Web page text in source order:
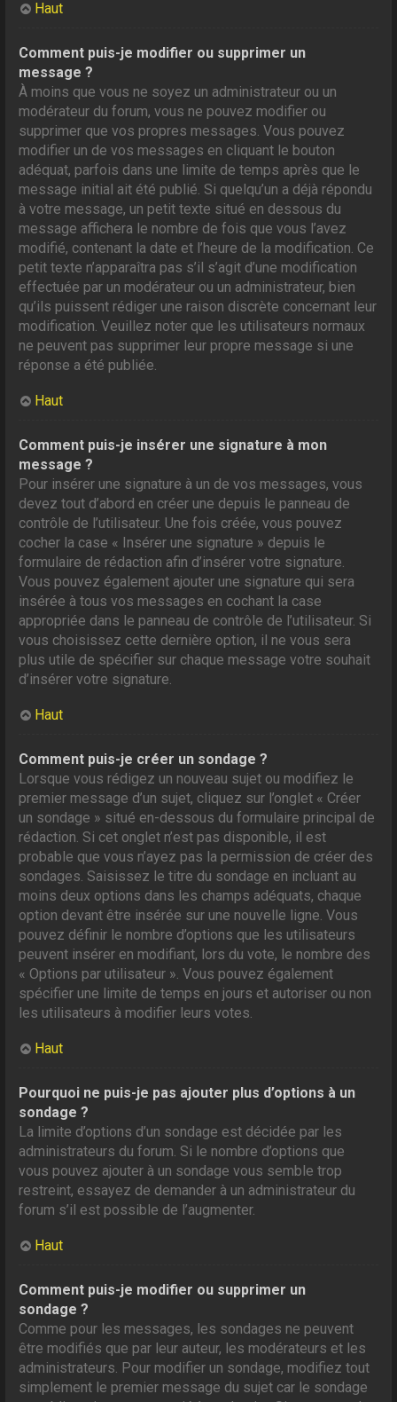
Haut
Comment puis-je modifier ou supprimer un
message ?
À moins que vous ne soyez un administrateur ou un
modérateur du forum, vous ne pouvez modifier ou
supprimer que vos propres messages. Vous pouvez
modifier un de vos messages en cliquant le bouton
adéquat, parfois dans une limite de temps après que le
message initial ait été publié. Si quelqu’un a déjà répondu
à votre message, un petit texte situé en dessous du
message affichera le nombre de fois que vous l’avez
modifié, contenant la date et l’heure de la modification. Ce
petit texte n’apparaîtra pas s’il s’agit d’une modification
effectuée par un modérateur ou un administrateur, bien
qu’ils puissent rédiger une raison discrète concernant leur
modification. Veuillez noter que les utilisateurs normaux
ne peuvent pas supprimer leur propre message si une
réponse a été publiée.
Haut
Comment puis-je insérer une signature à mon
message ?
Pour insérer une signature à un de vos messages, vous
devez tout d’abord en créer une depuis le panneau de
contrôle de l’utilisateur. Une fois créée, vous pouvez
cocher la case « Insérer une signature » depuis le
formulaire de rédaction afin d’insérer votre signature.
Vous pouvez également ajouter une signature qui sera
insérée à tous vos messages en cochant la case
appropriée dans le panneau de contrôle de l’utilisateur. Si
vous choisissez cette dernière option, il ne vous sera
plus utile de spécifier sur chaque message votre souhait
d’insérer votre signature.
Haut
Comment puis-je créer un sondage ?
Lorsque vous rédigez un nouveau sujet ou modifiez le
premier message d’un sujet, cliquez sur l’onglet « Créer
un sondage » situé en-dessous du formulaire principal de
rédaction. Si cet onglet n’est pas disponible, il est
probable que vous n’ayez pas la permission de créer des
sondages. Saisissez le titre du sondage en incluant au
moins deux options dans les champs adéquats, chaque
option devant être insérée sur une nouvelle ligne. Vous
pouvez définir le nombre d’options que les utilisateurs
peuvent insérer en modifiant, lors du vote, le nombre des
« Options par utilisateur ». Vous pouvez également
spécifier une limite de temps en jours et autoriser ou non
les utilisateurs à modifier leurs votes.
Haut
Pourquoi ne puis-je pas ajouter plus d’options à un
sondage ?
La limite d’options d’un sondage est décidée par les
administrateurs du forum. Si le nombre d’options que
vous pouvez ajouter à un sondage vous semble trop
restreint, essayez de demander à un administrateur du
forum s’il est possible de l’augmenter.
Haut
Comment puis-je modifier ou supprimer un
sondage ?
Comme pour les messages, les sondages ne peuvent
être modifiés que par leur auteur, les modérateurs et les
administrateurs. Pour modifier un sondage, modifiez tout
simplement le premier message du sujet car le sondage